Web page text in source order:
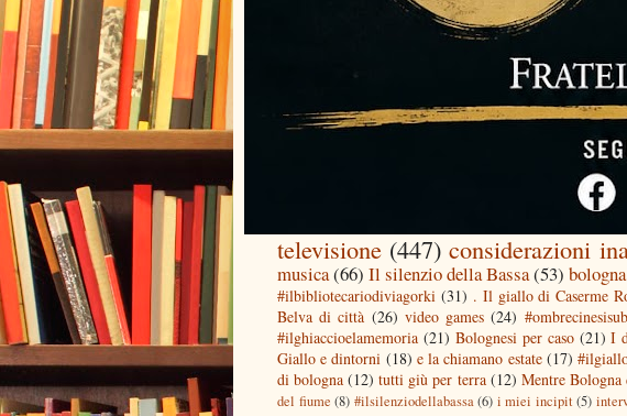
televisione (447) considerazioni
musica(66) Il silenzio della Bassa(53)
#ilbibliotecariodiviagorki (31) . Il giallo di Caserme
Belva di città (26) video games (24)
#ilghiaccioelamemoria (21) Bolognesi per caso (21) I
Giallo e dintorni (18) e la chiamano estate (17)
di bologna (12) tutti giù per terra (12) Mentre Bologna
del fiume (8) #ilsilenziodellabassa (6) i miei incipit (5)